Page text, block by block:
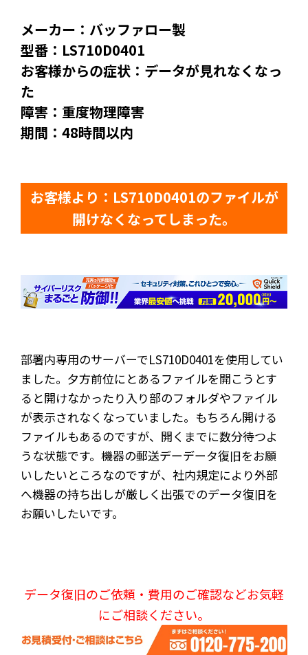
メーカー：バッファロー製
型番：LS710D0401
お客様からの症状：データが見れなくなっ
た
障害：重度物理障害
期間：48時間以内
お客様より：LS710D0401のファイルが
開けなくなってしまった。
部署内専用のサーバーでLS710D0401を使用してい
ました。夕方前位にとあるファイルを開こうとす
ると開けなかったり入り部のフォルダやファイル
が表示されなくなっていました。もちろん開ける
ファイルもあるのですが、開くまでに数分待つよ
うな状態です。機器の郵送デーデータ復旧をお願
いしたいところなのですが、社内規定により外部
へ機器の持ち出しが厳しく出張でのデータ復旧を
お願いしたいです。
データ復旧のご依頼・費用のご確認などお気軽
にご相談ください。